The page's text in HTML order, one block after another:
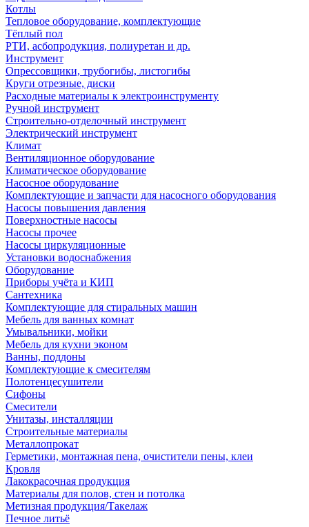
Котлы
Тепловое оборудование, комплектующие
Тёплый пол
РТИ, асбопродукция, полиуретан и др.
Инструмент
Опрессовщики, трубогибы, листогибы
Круги отрезные, диски
Расходные материалы к электроинструменту
Ручной инструмент
Строительно-отделочный инструмент
Электрический инструмент
Климат
Вентиляционное оборудование
Климатическое оборудование
Насосное оборудование
Комплектующие и запчасти для насосного оборудования
Насосы повышения давления
Поверхностные насосы
Насосы прочее
Насосы циркуляционные
Установки водоснабжения
Оборудование
Приборы учёта и КИП
Сантехника
Комплектующие для стиральных машин
Мебель для ванных комнат
Умывальники, мойки
Мебель для кухни эконом
Ванны, поддоны
Комплектующие к смесителям
Полотенцесушители
Сифоны
Смесители
Унитазы, инсталляции
Строительные материалы
Металлопрокат
Герметики, монтажная пена, очистители пены, клеи
Кровля
Лакокрасочная продукция
Материалы для полов, стен и потолка
Метизная продукция/Такелаж
Печное литьё